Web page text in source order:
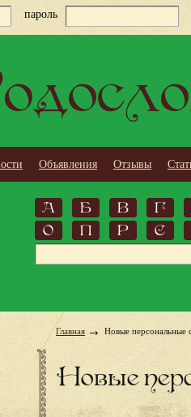
пароль
Объявления Отзывы
А Б В
Г
О
П Р С
Главная Новые персональные
Новые